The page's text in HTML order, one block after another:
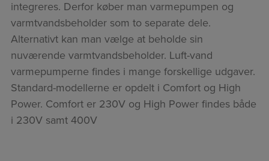
integreres. Derfor køber man varmepumpen og
varmtvandsbeholder som to separate dele.
Alternativt kan man vælge at beholde sin
nuværende varmtvandsbeholder. Luft-vand
varmepumperne findes i mange forskellige udgaver.
Standard-modellerne er opdelt i Comfort og High
Power. Comfort er 230V og High Power findes både
i 230V samt 400V